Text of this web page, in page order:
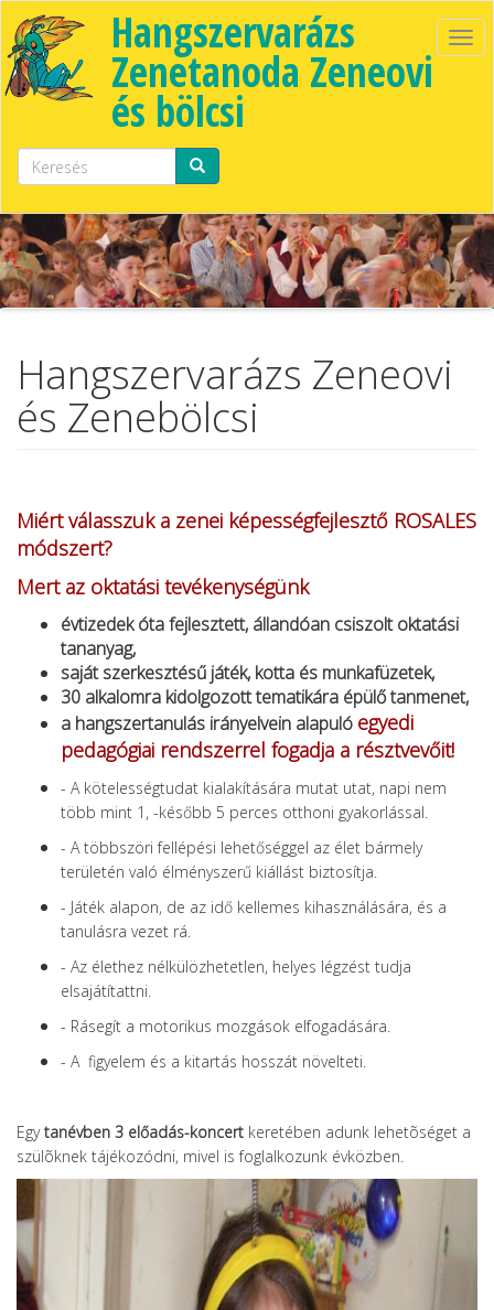
Ugrás a tartalomraHangszervarázs
Zenetanoda Zeneovi
és bölcsi
Keresés űrlap
Hangszervarázs Zeneovi
és Zenebölcsi
Miért válasszuk a zenei képességfejlesztő ROSALES
módszert?
Mert az oktatási tevékenységünk
évtizedek óta fejlesztett, állandóan csiszolt oktatási
tananyag,
saját szerkesztésű játék, kotta és munkafüzetek,
30 alkalomra kidolgozott tematikára épülő tanmenet,
a hangszertanulás irányelvein alapuló egyedi
pedagógiai rendszerrel fogadja a résztvevőit!
- A kötelességtudat kialakítására mutat utat, napi nem
több mint 1, -később 5 perces otthoni gyakorlással.
- A többszöri fellépési lehetőséggel az élet bármely
területén való élményszerű kiállást biztosítja.
- Játék alapon, de az idő kellemes kihasználására, és a
tanulásra vezet rá.
- Az élethez nélkülözhetetlen, helyes légzést tudja
elsajátítattni.
- Rásegít a motorikus mozgások elfogadására.
- A figyelem és a kitartás hosszát növelteti.
Egytanévben 3 előadás-koncert keretében adunk lehetõséget a
szülõknek tájékozódni, mivel is foglalkozunk évközben.